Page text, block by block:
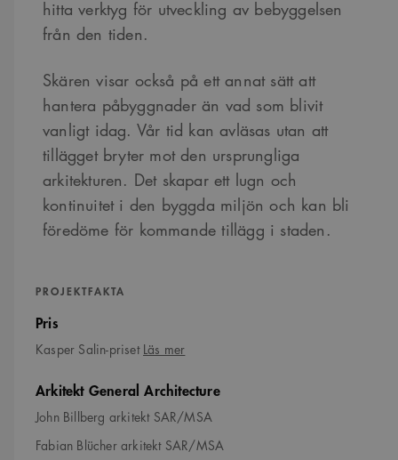
hitta verktyg för utveckling av bebyggelsen
från den tiden.
Skären visar också på ett annat sätt att
hantera påbyggnader än vad som blivit
vanligt idag. Vår tid kan avläsas utan att
tillägget bryter mot den ursprungliga
arkitekturen. Det skapar ett lugn och
kontinuitet i den byggda miljön och kan bli
föredöme för kommande tillägg i staden.
PROJEKTFAKTA
Pris
Kasper Salin-priset Läs merom
Salin-
priset
Arkitekt General Architecture
John Billberg arkitekt SAR/MSA
Fabian Blücher arkitekt SAR/MSA